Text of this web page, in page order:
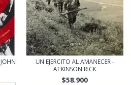
UN EJERCITO AL AMANECER -
ATKINSON RICK
$58.900